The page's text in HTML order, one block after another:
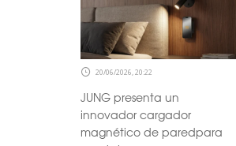
20/06/2026, 20:22
JUNG presenta un
innovador cargador
magnético de paredpara